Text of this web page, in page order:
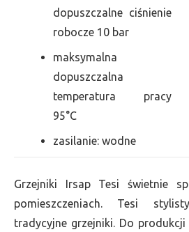
dopuszczalne ciśnienie
robocze 10 bar
maksymalna
dopuszczalna
temperatura pracy
95°C
zasilanie: wodne
Grzejniki Irsap Tesi świetnie
pomieszczeniach. Tesi
tradycyjne grzejniki. Do